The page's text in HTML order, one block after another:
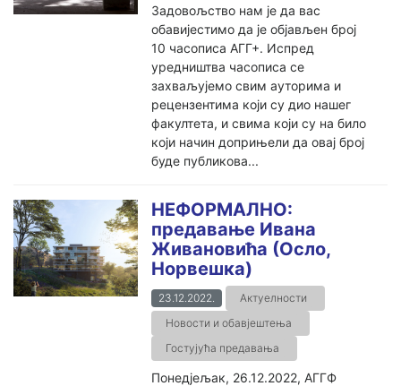
Задовољство нам је да вас
обавијестимо да је објављен број
10 часописа АГГ+. Испред
уредништва часописа се
захваљујемо свим ауторима и
рецензентима који су дио нашег
факултета, и свима који су на било
који начин доприњели да овај број
буде публикова...
НЕФОРМАЛНО:
предавање Ивана
Живановића (Осло,
Норвешка)
23.12.2022.
Актуелности
Новости и обавјештења
Гостујућа предавања
Понедјељак, 26.12.2022, АГГФ